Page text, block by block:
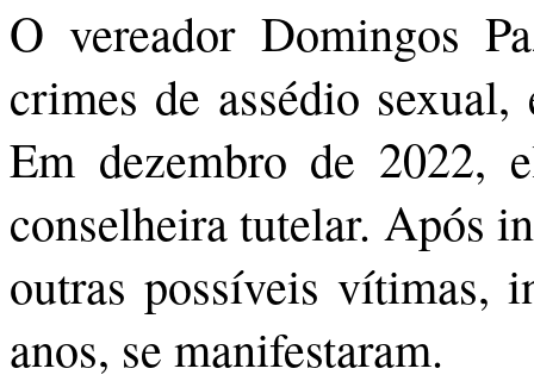
O vereador Domingos
crimes de assédio
Em dezembro de 2022,
conselheira tutelar. Após
outras possíveis vítimas,
anos, se manifestaram.